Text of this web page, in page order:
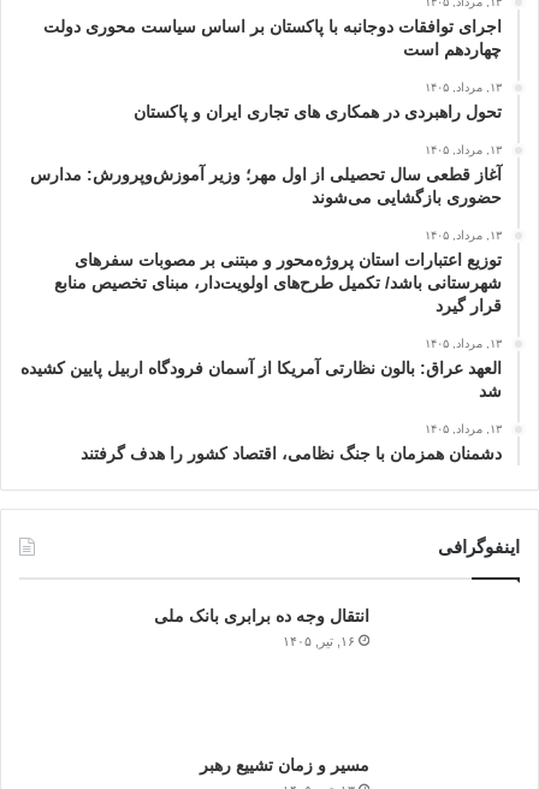
اجرای توافقات دوجانبه با پاکستان بر اساس سیاست محوری دولت
چهاردهم است
۱۳, مرداد, ۱۴۰۵
تحول راهبردی در همکاری های تجاری ایران و پاکستان
۱۳, مرداد, ۱۴۰۵
آغاز قطعی سال تحصیلی از اول مهر؛ وزیر آموزش‌وپرورش: مدارس
حضوری بازگشایی می‌شوند
۱۳, مرداد, ۱۴۰۵
توزیع اعتبارات استان پروژه‌محور و مبتنی بر مصوبات سفرهای
شهرستانی باشد/ تکمیل طرح‌های اولویت‌دار، مبنای تخصیص منابع
قرار گیرد
۱۳, مرداد, ۱۴۰۵
العهد عراق: بالون نظارتی آمریکا از آسمان فرودگاه اربیل پایین کشیده
شد
۱۳, مرداد, ۱۴۰۵
دشمنان همزمان با جنگ نظامی، اقتصاد کشور را هدف گرفتند
اینفوگرافی
انتقال وجه ده برابری بانک ملی
۱۶, تیر, ۱۴۰۵
مسیر و زمان تشییع رهبر